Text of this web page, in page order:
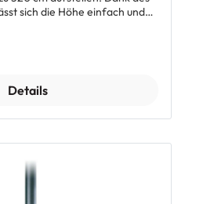
sich die Höhe einfach und
Haltern lassen sich
Materialbelastung von 18 kg.
Details